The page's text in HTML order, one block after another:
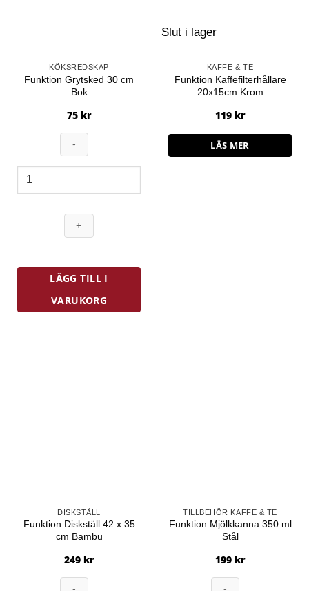
KÖKSREDSKAP
Funktion Grytsked 30 cm
Bok
75 kr
Funktion
Grytsked
LÄGG TILL I
VARUKORG
Slut i lager
KAFFE & TE
Funktion Kaffefilterhållare
20x15cm Krom
119 kr
LÄS MER
DISKSTÄLL
Funktion Diskställ 42 x 35
cm Bambu
249 kr
TILLBEHÖR KAFFE & TE
Funktion Mjölkkanna 350 ml
Stål
199 kr